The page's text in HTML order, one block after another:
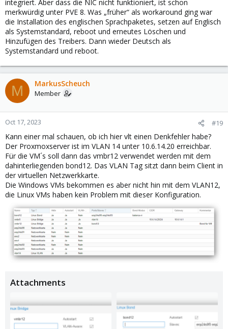
integriert. Aber dass die NIC nicht funktioniert, ist schon
merkwürdig unter PVE 8. Was „früher“ als workaround ging war
die Installation des englischen Sprachpaketes, setzen auf Englisch
als Systemstandard, reboot und erneutes Löschen und
Hinzufügen des Treibers. Dann wieder Deutsch als
Systemstandard und reboot.
M MarkusScheuch
Member
Oct 17, 2023 #19
Kann einer mal schauen, ob ich hier vlt einen Denkfehler habe?
Der Proxmoxserver ist im VLAN 14 unter 10.6.14.20 erreichbar.
Für die VM´s soll dann das vmbr12 verwendet werden mit dem
dahinterliegenden bond12. Das VLAN Tag sitzt dann beim Client in
der virtuellen Netzwerkkarte.
Die Windows VMs bekommen es aber nicht hin mit dem VLAN12,
die Linux VMs haben kein Problem mit dieser Konfiguration.
Attachments